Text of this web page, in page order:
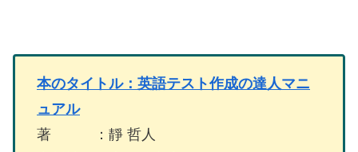
本のタイトル：英語テスト作成の達人マニ
ュアル
著 ：靜 哲人